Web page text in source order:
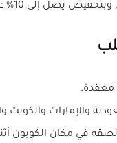
والإمارات والكويت
في مكان الكوبون